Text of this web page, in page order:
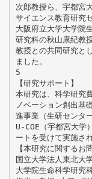
次郎教授ら、宇都宮
サイエンス教育研究
大阪府立大学大学院
研究科の秋山康紀教
教授との共同研究と
ました。
5
【研究サポート】
本研究は、科学研究
ノベーション創出基
進事業（生研センタ
U-COE（宇都宮大学
ートを受けて実施さ
【本研究に関するお
国立大学法人東北大
大学院生命科学研究